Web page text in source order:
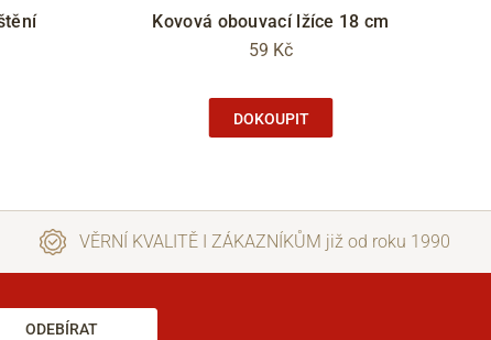
Kovová obouvací lžíce 18 cm
59 Kč
DOKOUPIT
VĚRNÍ KVALITĚ I ZÁKAZNÍKŮM již od roku 1990
ODEBÍRAT